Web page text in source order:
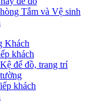
Tắm và Vệ sinh
Khách
khách
để đồ, trang trí
khách